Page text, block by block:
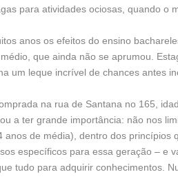
para atividades ociosas, quando o
anos os efeitos do ensino
que ainda não se aprumou.
um leque incrível de chances antes
na rua de Santana no 165,
a ter grande importância: não nos
anos de média), dentro dos
específicos para essa geração – e
tudo para adquirir conhecimentos.